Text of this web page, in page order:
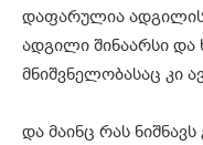
დაფარულია ადგილის
ადგილი შინაარსი და
მნიშვნელობასაც კი
და მაინც რას